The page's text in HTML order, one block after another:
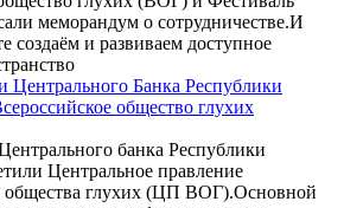
меморандум о сотрудничестве.И
создаём и развиваем доступное
Центрального Банка Республики
общество глухих
банка Республики
Центральное правление
общества глухих (ЦП ВОГ).Основной